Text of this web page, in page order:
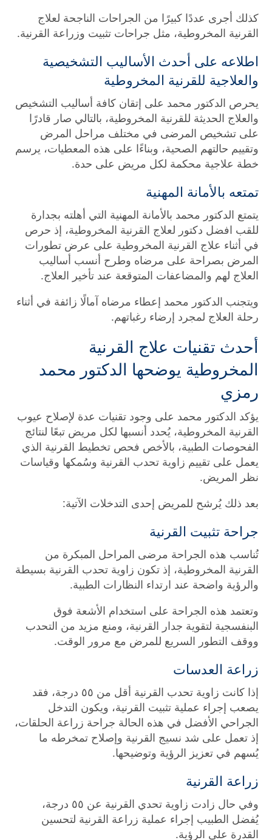
كذلك أجرى عددًا كبيرًا من الجراحات الناجحة لعلاج
القرنية المخروطية، مثل جراحات تثبيت وزراعة القرنية.
اطلاعه على أحدث الأساليب التشخيصية
والعلاجية للقرنية المخروطية
يحرص الدكتور محمد على إتقان كافة أساليب التشخيص
والعلاج الحديثة للقرنية المخروطية، بالتالي صار قادرًا
على تشخيص المرضى في مختلف مراحل المرض
وتقييم حالتهم الصحية، وبناءًا على هذه المعطيات، يرسم
خطة علاجية محكمة لكل مريض على حدة.
تمتعه بالأمانة المهنية
يتمتع الدكتور محمد بالأمانة المهنية التي أهلته بجدارة
للقب افضل دكتور لعلاج القرنية المخروطية، إذ حرص
في أثناء علاج القرنية المخروطية على عرض تطورات
المرض بصراحة على مرضاه وطرح أنسب أساليب
العلاج لهم والمضاعفات المتوقعة عند تأخير العلاج.
ويتجنب الدكتور محمد إعطاء مرضاه آمالًا زائفة في أثناء
رحلة العلاج لمجرد إرضاء رغباتهم.
أحدث تقنيات علاج القرنية
المخروطية يوضحها الدكتور محمد
رمزي
يؤكد الدكتور محمد على وجود تقنيات عدة لإصلاح عيوب
القرنية المخروطية، يُحدد أنسبها لكل مريض تبعًا لنتائج
الفحوصات الطبية، بالأخص فحص تخطيط القرنية الذي
يعمل على تقييم زاوية تحدب القرنية وسُمكها وقياسات
نظر المريض.
بعد ذلك يُرشح للمريض إحدى التدخلات الآتية:
جراحة تثبيت القرنية
تُناسب هذه الجراحة مرضى المراحل المبكرة من
القرنية المخروطية، إذ تكون زاوية تحدب القرنية بسيطة
والرؤية واضحة عند ارتداء النظارات الطبية.
وتعتمد هذه الجراحة على استخدام الأشعة فوق
البنفسجية لتقوية جدار القرنية، ومنع مزيد من التحدب
ووقف التطور السريع للمرض مع مرور الوقت.
زراعة العدسات
إذا كانت زاوية تحدب القرنية أقل من ٥٥ درجة، فقد
يصعب إجراء عملية تثبيت القرنية، ويكون التدخل
الجراحي الأفضل في هذه الحالة جراحة زراعة الحلقات،
إذ تعمل على شد نسيج القرنية وإصلاح تمخرطه ما
يُسهم في تعزيز الرؤية وتوضيحها.
زراعة القرنية
وفي حال زادت زاوية تحدي القرنية عن ٥٥ درجة،
يُفضل الطبيب إجراء عملية زراعة القرنية لتحسين
القدرة على الرؤية.